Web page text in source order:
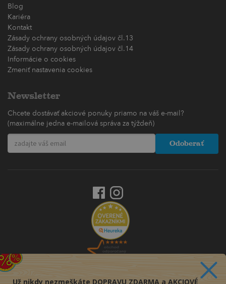
Blog
Kariéra
Kontakt
Zásady ochrany osobných údajov čl.13
Zásady ochrany osobných údajov čl.14
Informácie o cookies
Zmeniť nastavenia cookies
Newsletter
Chcete dostávať akciové ponuky priamo na váš e-mail?
(maximálne jedna e-mailová správa za týždeň)
Odoberať
Už nikdy nezmeškáte DOPRAVU ZDARMA a AKCIOVÉ